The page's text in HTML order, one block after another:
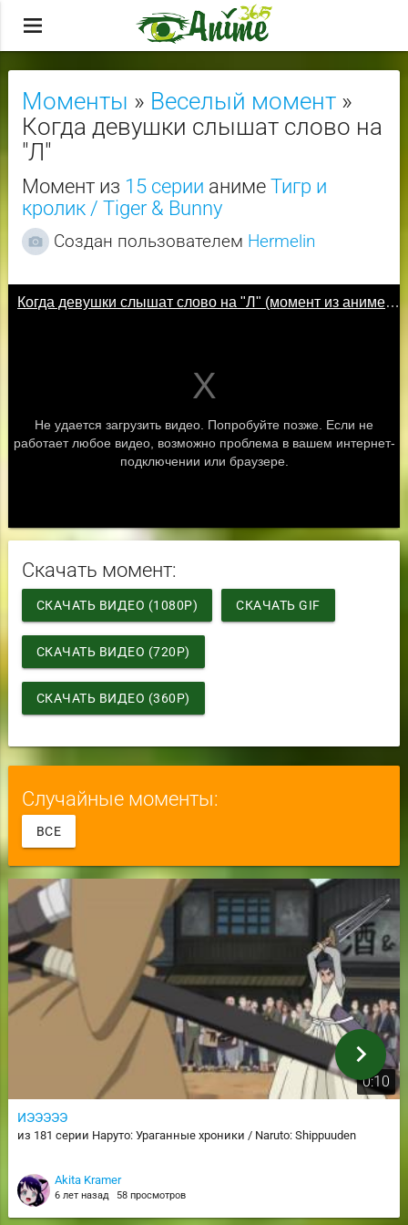
menu
Моменты » Веселый момент»
Когда девушки слышат слово на
"Л"
Момент из 15 серии анимеТигр и
кролик / Tiger & Bunny
Создан пользователем Hermelin
Скачать момент:
СКАЧАТЬ ВИДЕО (1080P) СКАЧАТЬ GIF
СКАЧАТЬ ВИДЕО (720P)
СКАЧАТЬ ВИДЕО (360P)
Случайные моменты:
ВСЕ
0:10
ИЭЭЭЭЭ
из 181 серии Наруто: Ураганные хроники / Naruto: Shippuuden
Akita Kramer
6 лет назад 58 просмотров
chevron_right